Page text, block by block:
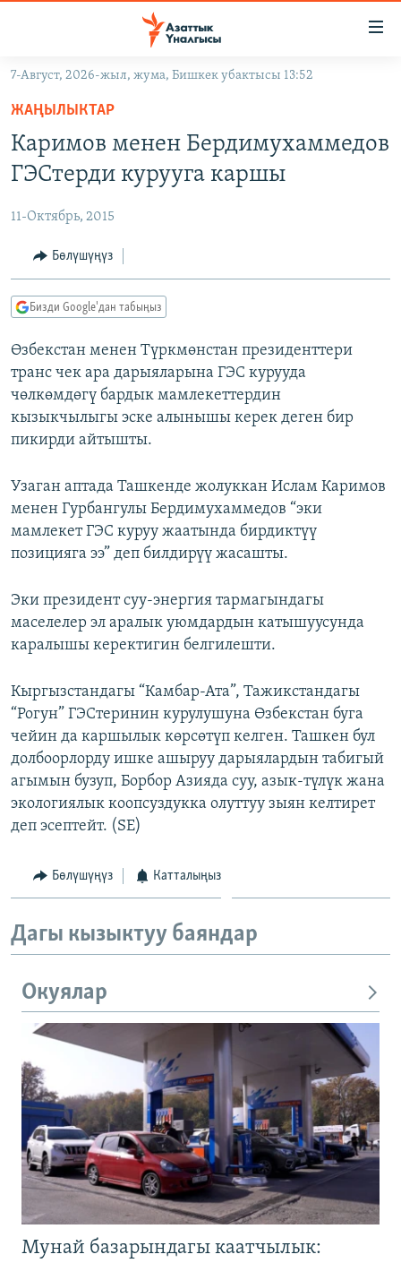
Навигацияга
өтүңүз
Издөөгө
салыңызКЫРГЫЗСТАН
ЭКОНОМИКА
МАДАНИЯТ
ДҮЙНӨ
БОРБОР АЗИЯ
УКРАИНА
АТАЙЫН ИЛИКТӨӨ
ТВ ПРОГРАММАЛАР
ЭКСПЕРТТЕР ТАЛДАЙТ
БИЗ ЖАНА ДҮЙНӨ
ЭЖЕ-СИҢДИЛЕР
АЗАТТЫК+
ЫҢГАЙСЫЗ СУРООЛОР
ӨЗГӨЧӨ ПИКИР
Русский
ОНЛАЙН ШЕРИНЕ
ЭЕ/АРнун бардык сайттары
7-Август, 2026-жыл, жума, Бишкек убактысы 13:52
ЖАҢЫЛЫКТАР
Каримов менен Бердимухаммедов
ГЭСтерди курууга каршы
11-Октябрь, 2015
Бөлүшүңүз
Бизди Google'дан табыңыз
Өзбекстан менен Түркмөнстан президенттери
транс чек ара дарыяларына ГЭС курууда
чөлкөмдөгү бардык мамлекеттердин
кызыкчылыгы эске алынышы керек деген бир
пикирди айтышты.
Узаган аптада Ташкенде жолуккан Ислам Каримов
менен Гурбангулы Бердимухаммедов “эки
мамлекет ГЭС куруу жаатында бирдиктүү
позицияга ээ” деп билдирүү жасашты.
Эки президент суу-энергия тармагындагы
маселелер эл аралык уюмдардын катышуусунда
каралышы керектигин белгилешти.
Кыргызстандагы “Камбар-Ата”, Тажикстандагы
“Рогун” ГЭСтеринин курулушуна Өзбекстан буга
чейин да каршылык көрсөтүп келген. Ташкен бул
долбоорлорду ишке ашыруу дарыялардын табигый
агымын бузуп, Борбор Азияда суу, азык-түлүк жана
экологиялык коопсуздукка олуттуу зыян келтирет
деп эсептейт. (SE)
Бөлүшүңүз Катталыңыз
Дагы кызыктуу баяндар
Окуялар
Мунай базарындагы каатчылык: